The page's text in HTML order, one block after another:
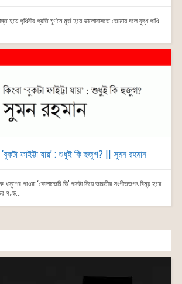
হয়ে পৃথিবীর প্রতি ঘূর্ণনে মূর্ত হয়ে ভালোবাসতে তোমায় বলে বুদ্ধ পাখি
‘বুকটা ফাইট্টা যায়’ : শুধুই কি হুজুগ? || সুমন রহমান
গাওয়া ‘কোলাভেরি ডি’ গানটা নিয়ে ভারতীয় সংগীতজগৎ বিমূঢ় হয়ে
গণ্ড...